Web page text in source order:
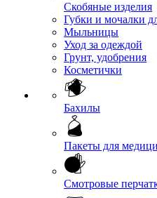
Скобяные изделия
Губки и мочалки
Мыльницы
Уход за одеждой
Грунт, удобрения
Косметички
Бахилы
Пакеты для
Смотровые